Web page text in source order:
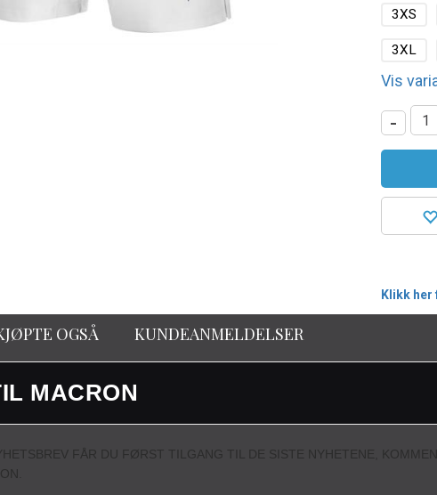
3XS
3XL
Vis
-
Klikk
OGSÅ KUNDEANMELDELSER
MACRON
FÅR DU FØRST TILGANG TIL DE SISTE NYHETENE,